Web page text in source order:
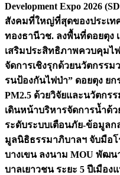
Development Expo 2026
สังคมที่ใหญ่ที่สุดของประเท
ทองธานีวช. ลงพื้นที่ดอยตุง
เสริมประสิทธิภาพควบคุมไ
จัดการเชิงรุกด้วยนวัตกรรม
รนป้องกันไฟป่า” ดอยตุง ย
PM2.5 ด้วยวิจัยและนวัตกรร
เดินหน้าบริหารจัดการน้ำด้
ระดับระบบเตือนภัย-ข้อมูลก
มูลนิธิธรรมาภิบาลฯ จับมือ
บางเขน ลงนาม MOU พัฒ
บาลเยาวชน ระยะ 5 ปีเมือง